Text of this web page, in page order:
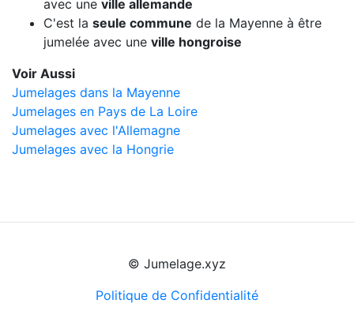
avec une ville allemande
C'est la seule commune de la Mayenne à être
jumelée avec une ville hongroise
Voir Aussi
Jumelages dans la Mayenne
Jumelages en Pays de La Loire
Jumelages avec l'Allemagne
Jumelages avec la Hongrie
© Jumelage.xyz
Politique de Confidentialité